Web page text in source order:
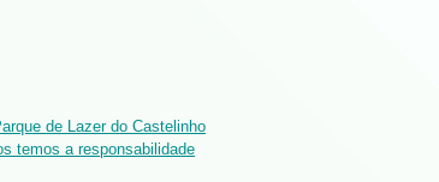
de Lazer do Castelinho
temos a responsabilidade